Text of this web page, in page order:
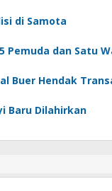
di Samota
Pemuda dan Satu
Buer Hendak
Baru Dilahirkan